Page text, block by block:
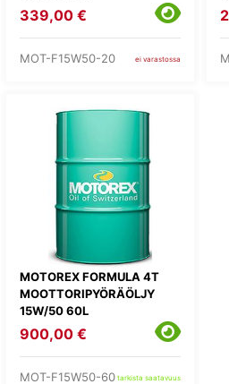
339,00 €
MOT-F15W50-20 ei varastossa
MOTOREX FORMULA 4T
MOOTTORIPYÖRÄÖLJY
15W/50 60L
900,00 €
MOT-F15W50-60 tarkista saatavuus